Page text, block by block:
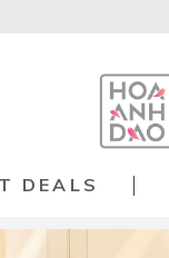
DEALS